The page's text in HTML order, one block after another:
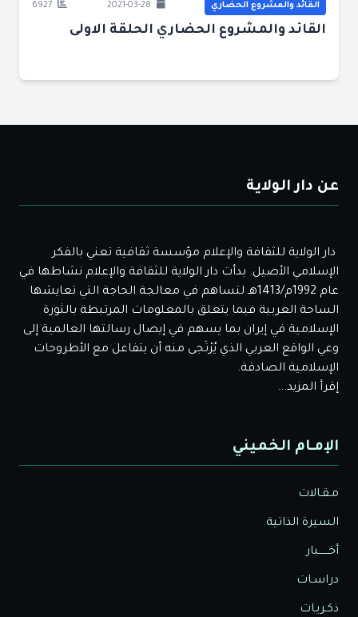
القائد والمشروع الحضاري
القائد والمشروع الحضاري الحلقة الاولى
عن دار الولاية
دار الولاية للثقافة والإعلام مؤسسة ثقافية تعني بالفكر
الإسلامي الأصيل. بدأت دار الولاية للثقافة والإعلام نشاطها في
عام 1992م/1413هـ لتساهم في معالجة الحاجة التي تعايشها
الساحة العربية فيما يتعلق بالمعلومات المرتبطة بالثورة
الإسلامية في إيران بما يسهم في إيصال رسالتها العالمية إلى
وعي الواقع العربي الذي يُرْتَجى منه أن يتفاعل مع الأطروحات
الإسلامية الصادقة.
إقرأ المزيد...
الإمـام الخميني
مـقـالات
السيرة الذاتية
أخــــــبار
دراسـات
ذكـريـات